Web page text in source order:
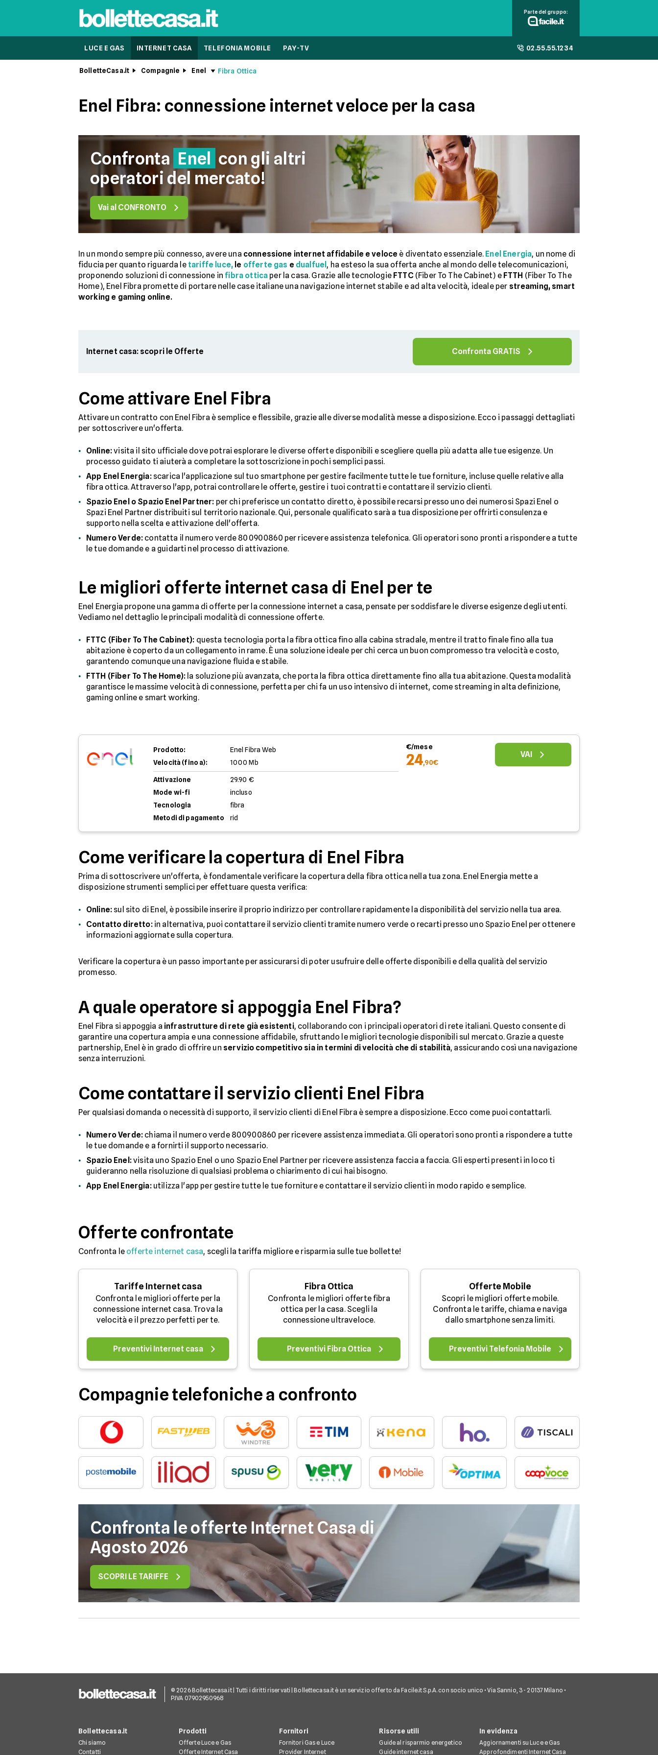
LUCE E GAS INTERNET CASA TELEFONIA MOBILE PAY-TV 02.55.55.1234
Parte del gruppo:
BolletteCasa.it Compagnie Enel Fibra Ottica
Enel Fibra: connessione internet veloce per la casa
Confronta Enel
con gli altri
operatori del mercato!
Vai al CONFRONTO
In un mondo sempre più connesso, avere una connessione internet affidabile e veloce è diventato essenziale. Enel Energia, un nome di
fiducia per quanto riguarda le tariffe luce, le offerte gas e dualfuel , ha esteso la sua offerta anche al mondo delle telecomunicazioni,
proponendo soluzioni di connessione infibra ottica per la casa. Grazie alle tecnologie FTTC (Fiber To The Cabinet) e FTTH (Fiber To The
Home), Enel Fibra promette di portare nelle case italiane una navigazione internet stabile e ad alta velocità, ideale per streaming, smart
working e gaming online.
Internet casa: scopri le Offerte Confronta GRATIS
Come attivare Enel Fibra
Attivare un contratto con Enel Fibra è semplice e flessibile, grazie alle diverse modalità messe a disposizione. Ecco i passaggi dettagliati
per sottoscrivere un'offerta.
Online:visita il sito ufficiale dove potrai esplorare le diverse offerte disponibili e scegliere quella più adatta alle tue esigenze. Un
processo guidato ti aiuterà a completare la sottoscrizione in pochi semplici passi.
App Enel Energia:scarica l'applicazione sul tuo smartphone per gestire facilmente tutte le tue forniture, incluse quelle relative alla
fibra ottica. Attraverso l'app, potrai controllare le offerte, gestire i tuoi contratti e contattare il servizio clienti.
Spazio Enel o Spazio Enel Partner: per chi preferisce un contatto diretto, è possibile recarsi presso uno dei numerosi Spazi Enel o
Spazi Enel Partner distribuiti sul territorio nazionale. Qui, personale qualificato sarà a tua disposizione per offrirti consulenza e
supporto nella scelta e attivazione dell'offerta.
Numero Verde: contatta il numero verde 800900860 per ricevere assistenza telefonica. Gli operatori sono pronti a rispondere a tutte
le tue domande e a guidarti nel processo di attivazione.
Le migliori offerte internet casa di Enel per te
Enel Energia propone una gamma di offerte per la connessione internet a casa, pensate per soddisfare le diverse esigenze degli utenti.
Vediamo nel dettaglio le principali modalità di connessione offerte.
FTTC (Fiber To The Cabinet): questa tecnologia porta la fibra ottica fino alla cabina stradale, mentre il tratto finale fino alla tua
abitazione è coperto da un collegamento in rame. È una soluzione ideale per chi cerca un buon compromesso tra velocità e costo,
garantendo comunque una navigazione fluida e stabile.
FTTH (Fiber To The Home): la soluzione più avanzata, che porta la fibra ottica direttamente fino alla tua abitazione. Questa modalità
garantisce le massime velocità di connessione, perfetta per chi fa un uso intensivo di internet, come streaming in alta definizione,
gaming online e smart working.
Prodotto:
Enel Fibra Web
Velocità (fino a):
1000 Mb
Attivazione
29.90 €
Mode wi-fi
incluso
Tecnologia
fibra
Metodi di pagamento
rid
€/mese
24,90€
VAI
Come verificare la copertura di Enel Fibra
Prima di sottoscrivere un'offerta, è fondamentale verificare la copertura della fibra ottica nella tua zona. Enel Energia mette a
disposizione strumenti semplici per effettuare questa verifica:
Online: sul sito di Enel, è possibile inserire il proprio indirizzo per controllare rapidamente la disponibilità del servizio nella tua area.
Contatto diretto:in alternativa, puoi contattare il servizio clienti tramite numero verde o recarti presso uno Spazio Enel per ottenere
informazioni aggiornate sulla copertura.
Verificare la copertura è un passo importante per assicurarsi di poter usufruire delle offerte disponibili e della qualità del servizio
promesso.
A quale operatore si appoggia Enel Fibra?
Enel Fibra si appoggia a infrastrutture di rete già esistenti, collaborando con i principali operatori di rete italiani. Questo consente di
garantire una copertura ampia e una connessione affidabile, sfruttando le migliori tecnologie disponibili sul mercato. Grazie a queste
partnership, Enel è in grado di offrire un servizio competitivo sia in termini di velocità che di stabilità, assicurando così una navigazione
senza interruzioni.
Come contattare il servizio clienti Enel Fibra
Per qualsiasi domanda o necessità di supporto, il servizio clienti di Enel Fibra è sempre a disposizione. Ecco come puoi contattarli.
Numero Verde: chiama il numero verde 800900860 per ricevere assistenza immediata. Gli operatori sono pronti a rispondere a tutte
le tue domande e a fornirti il supporto necessario.
Spazio Enel:visita uno Spazio Enel o uno Spazio Enel Partner per ricevere assistenza faccia a faccia. Gli esperti presenti in loco ti
guideranno nella risoluzione di qualsiasi problema o chiarimento di cui hai bisogno.
App Enel Energia:utilizza l'app per gestire tutte le tue forniture e contattare il servizio clienti in modo rapido e semplice.
Offerte confrontate
Confronta le offerte internet casa, scegli la tariffa migliore e risparmia sulle tue bollette!
Tariffe Internet casa
Confronta le migliori offerte per la
connessione internet casa. Trova la
velocità e il prezzo perfetti per te.
Preventivi Internet casa
Fibra Ottica
Confronta le migliori offerte fibra
ottica per la casa. Scegli la
connessione ultraveloce.
Preventivi Fibra Ottica
Offerte Mobile
Scopri le migliori offerte mobile.
Confronta le tariffe, chiama e naviga
dallo smartphone senza limiti.
Preventivi Telefonia Mobile
Compagnie telefoniche a confronto
Confronta le offerte Internet Casa di
Agosto 2026
SCOPRI LE TARIFFE
© 2026 Bollettecasa.it | Tutti i diritti riservati | Bollettecasa.it è un servizio offerto da Facile.it S.p.A. con socio unico • Via Sannio, 3 - 20137 Milano •
P.IVA 07902950968
Bollettecasa.it
Chi siamo
Contatti
Prodotti
Offerte Luce e Gas
Offerte Internet Casa
Fornitori
Fornitori Gas e Luce
Provider Internet
Risorse utili
Guide al risparmio energetico
Guide internet casa
In evidenza
Aggiornamenti su Luce e Gas
Approfondimenti Internet Casa